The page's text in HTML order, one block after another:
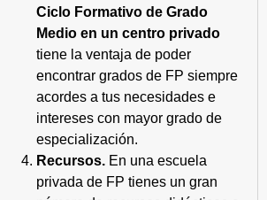
Ciclo Formativo de Grado
Medio en un centro privado
tiene la ventaja de poder
encontrar grados de FP siempre
acordes a tus necesidades e
intereses con mayor grado de
especialización.
Recursos. En una escuela
privada de FP tienes un gran